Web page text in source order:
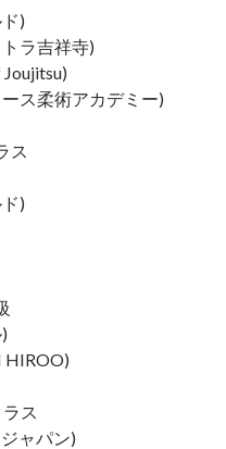
)
ラ吉祥寺)
ス柔術アカデミー)
ス
)
ス
ャパン)